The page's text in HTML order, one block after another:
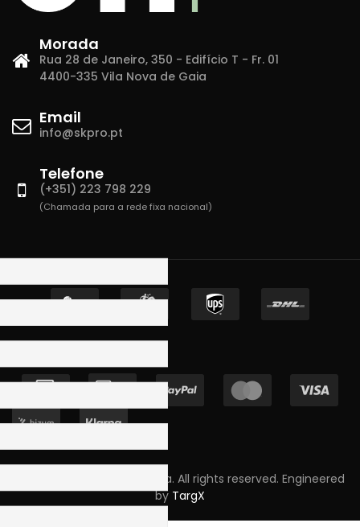
Morada
Rua 28 de Janeiro, 350 - Edifício T - Fr. 01
4400-335 Vila Nova de Gaia
Email
info@skpro.pt
Telefone
(+351) 223 798 229
(Chamada para a rede fixa nacional)
Copyright © 2023 Skpro, Lda. All rights reserved. Engineered
by TargX